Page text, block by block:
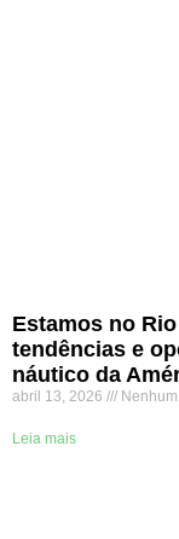
Estamos no
tendências e
náutico da
abril 13, 2026
Leia mais